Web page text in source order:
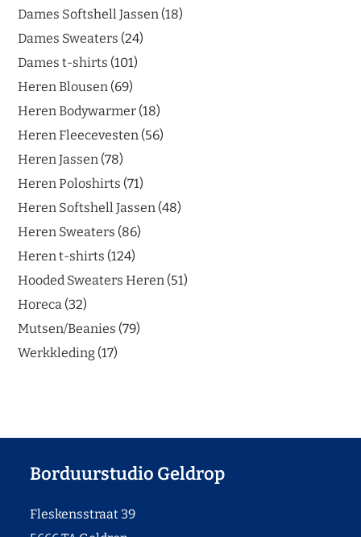
Dames Softshell Jassen 18
Dames Sweaters 24
Dames t-shirts 101
Heren Blousen 69
Heren Bodywarmer 18
Heren Fleecevesten 56
Heren Jassen 78
Heren Poloshirts 71
Heren Softshell Jassen 48
Heren Sweaters 86
Heren t-shirts 124
Hooded Sweaters Heren 51
Horeca 32
Mutsen/Beanies 79
Werkkleding 17
Borduurstudio Geldrop
Fleskensstraat 39